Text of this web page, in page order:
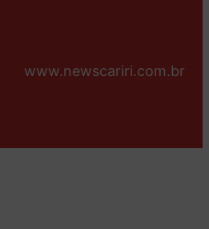
www.newscariri.com.br